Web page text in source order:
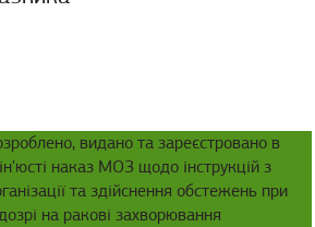
видано та зареєстровано в
наказ МОЗ щодо інструкцій з
та здійснення обстежень при
на ракові захворювання